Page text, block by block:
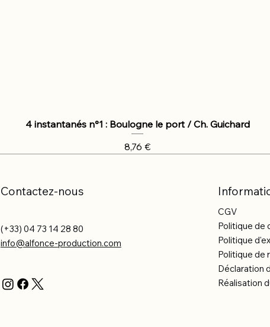
4 instantanés n°1 : Boulogne le port / Ch. Guichard
Prix
8,76 €
Contactez-nous
(+33) 04 73 14 28 80
info@alfonce-production.com
CGV
Politique de
Politique
Politique de
Déclaration
Réalisation